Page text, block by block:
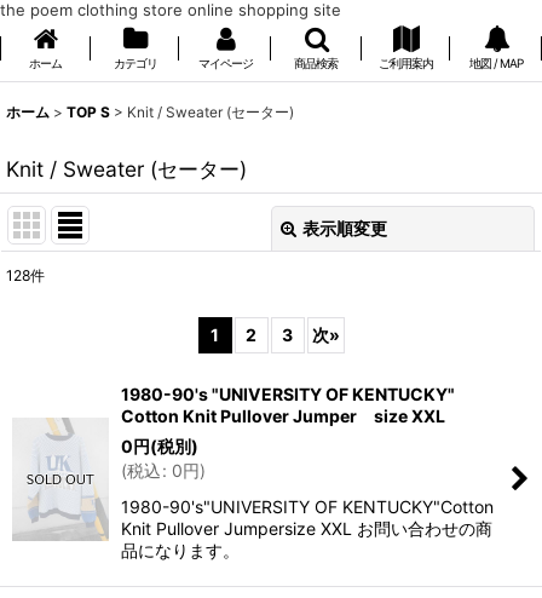
the poem clothing store online shopping site
ホーム カテゴリ マイページ 商品検索 ご利用案内 地図 / MAP
ホーム > TOP S > Knit / Sweater (セーター)
Knit / Sweater (セーター)
表示順変更
128件
1 2 3 次»
1980-90's "UNIVERSITY OF KENTUCKY"
Cotton Knit Pullover Jumper size XXL
0円(税別)
(税込: 0円)
1980-90's"UNIVERSITY OF KENTUCKY"Cotton
Knit Pullover Jumpersize XXL お問い合わせの商
品になります。